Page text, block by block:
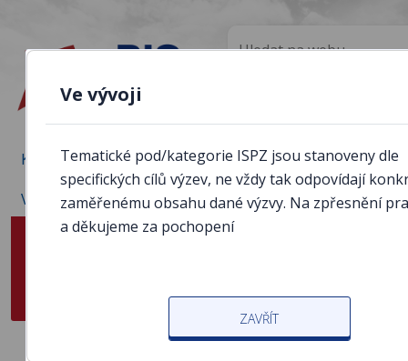
Krajské RIS Vyhledávače
Regionální rozvoj ČR
Výzkumné projekty
Administrativní instituce
Ve vývoji
Tematické pod/kategorie ISPZ jsou stanoveny dle
specifických cílů výzev, ne vždy tak odpovídají
zaměřenému obsahu dané výzvy. Na zpřesnění
a děkujeme za pochopení
ZAVŘÍT